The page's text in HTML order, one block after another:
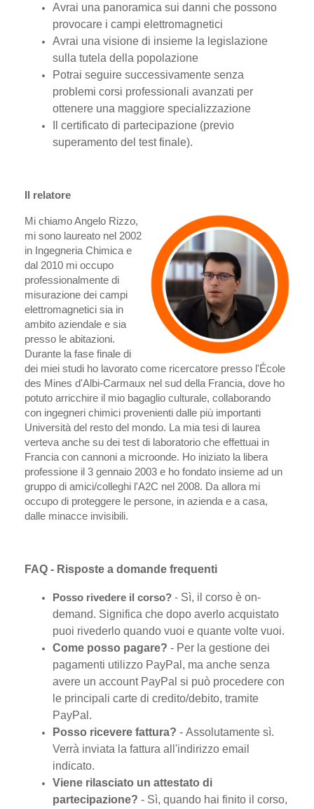
Avrai una panoramica sui danni che possono
provocare i campi elettromagnetici
Avrai una visione di insieme la legislazione
sulla tutela della popolazione
Potrai seguire successivamente senza
problemi corsi professionali avanzati per
ottenere una maggiore specializzazione
Il certificato di partecipazione (previo
superamento del test finale).
Il relatore
Mi chiamo Angelo Rizzo,
mi sono laureato nel 2002
in Ingegneria Chimica e
dal 2010 mi occupo
professionalmente di
misurazione dei campi
elettromagnetici sia in
ambito aziendale e sia
presso le abitazioni.
Durante la fase finale di
dei miei studi ho lavorato come ricercatore presso l'École
des Mines d'Albi-Carmaux nel sud della Francia, dove ho
potuto arricchire il mio bagaglio culturale, collaborando
con ingegneri chimici provenienti dalle più importanti
Università del resto del mondo. La mia tesi di laurea
verteva anche su dei test di laboratorio che effettuai in
Francia con cannoni a microonde. Ho iniziato la libera
professione il 3 gennaio 2003 e ho fondato insieme ad un
gruppo di amici/colleghi l'A2C nel 2008. Da allora mi
occupo di proteggere le persone, in azienda e a casa,
dalle minacce invisibili.
FAQ - Risposte a domande frequenti
Posso rivedere il corso? - Sì, il corso è on-
demand. Significa che dopo averlo acquistato
puoi rivederlo quando vuoi e quante volte vuoi.
Come posso pagare? ​ - Per la gestione dei
pagamenti utilizzo PayPal, ma anche senza
avere un account PayPal si può procedere con
le principali carte di credito/debito, tramite
PayPal.
Posso ricevere fattura? ​ - Assolutamente sì.
Verrà inviata la fattura all'indirizzo email
indicato.
Viene rilasciato un attestato di
partecipazione? - Sì, quando hai finito il corso,